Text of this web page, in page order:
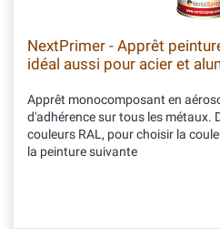
NextPrimer - Apprêt
idéal aussi pour acier et
Apprêt monocomposant en
d'adhérence sur tous les métaux.
couleurs RAL, pour choisir la
la peinture suivante